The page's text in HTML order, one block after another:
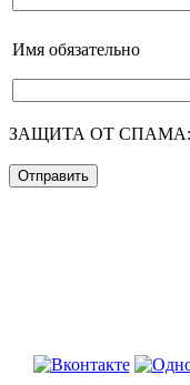
Имя обязательно
ЗАЩИТА ОТ СПАМА: